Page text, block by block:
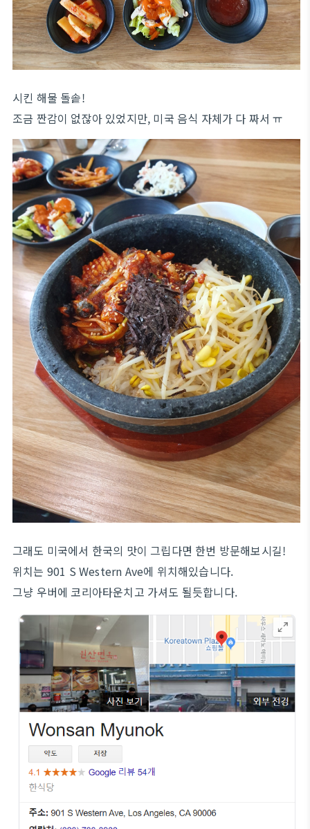
시킨 해물 돌솥!
조금 짠감이 없잖아 있었지만, 미국 음식 자체가 다 짜서 ㅠ
그래도 미국에서 한국의 맛이 그립다면 한번 방문해보시길!
위치는 901 S Western Ave에 위치해있습니다.
그냥 우버에 코리아타운치고 가셔도 될듯합니다.